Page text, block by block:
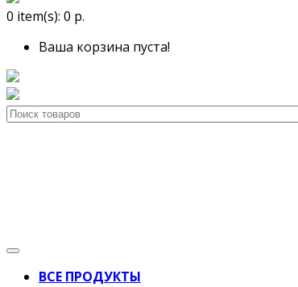
0 item(s): 0 р.
Ваша корзина пуста!
ВСЕ ПРОДУКТЫ